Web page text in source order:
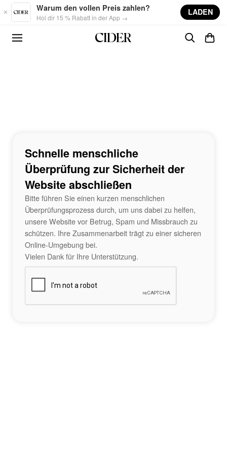
Skip to main content
Warum den vollen Preis zahlen?
Hol dir 15 % Rabatt in der App →
LADEN
Schnelle menschliche
Überprüfung zur Sicherheit der
Website abschließen
Bitte führen Sie einen kurzen menschlichen
Überprüfungsprozess durch, um uns dabei zu helfen,
unsere Website vor Betrug, Spam und Missbrauch zu
schützen. Ihre Zusammenarbeit trägt zu einer sicheren
Online-Umgebung bei.
Vielen Dank für Ihre Unterstützung.